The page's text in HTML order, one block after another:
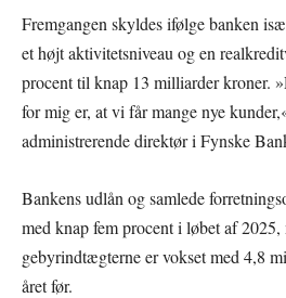
Fremgangen skyldes ifølge banken
et højt aktivitetsniveau og en
procent til knap 13 milliarder kroner.
for mig er, at vi får mange nye
administrerende direktør i Fynske
Bankens udlån og samlede
med knap fem procent i løbet af 2025,
gebyrindtægterne er vokset med 4,8
året før.